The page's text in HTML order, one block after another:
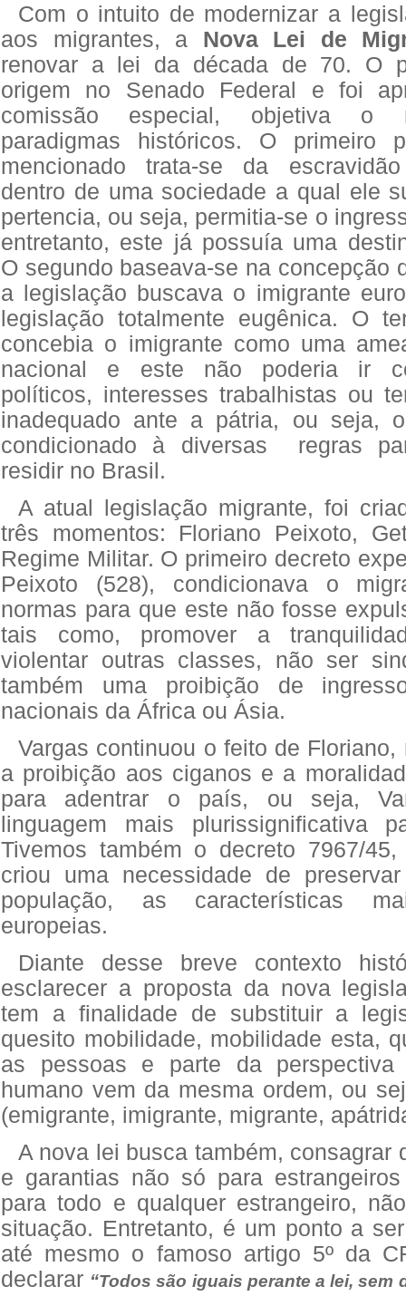
Com o intuito de modernizar a
aos migrantes, a Nova Lei de
renovar a lei da década de 70. O
origem no Senado Federal e foi
comissão especial, objetiva o
paradigmas históricos. O primeiro
mencionado trata-se da
dentro de uma sociedade a qual ele
pertencia, ou seja, permitia-se o
entretanto, este já possuía uma
O segundo baseava-se na concepção
a legislação buscava o imigrante
legislação totalmente eugênica. O
concebia o imigrante como uma
nacional e este não poderia ir
políticos, interesses trabalhistas ou
inadequado ante a pátria, ou seja,
condicionado à diversas regras
residir no Brasil.
A atual legislação migrante, foi
três momentos: Floriano Peixoto,
Regime Militar. O primeiro decreto
Peixoto (528), condicionava o
normas para que este não fosse
tais como, promover a
violentar outras classes, não ser
também uma proibição de
nacionais da África ou Ásia.
Vargas continuou o feito de Floriano,
a proibição aos ciganos e a
para adentrar o país, ou seja,
linguagem mais plurissignificativa
Tivemos também o decreto 7967/
criou uma necessidade de
população, as características
europeias.
Diante desse breve contexto
esclarecer a proposta da nova
tem a finalidade de substituir a
quesito mobilidade, mobilidade esta,
as pessoas e parte da
humano vem da mesma ordem, ou
(emigrante, imigrante, migrante,
A nova lei busca também, consagrar
e garantias não só para
para todo e qualquer estrangeiro,
situação. Entretanto, é um ponto a
até mesmo o famoso artigo 5º da
declarar “Todos são iguais perante a lei, sem